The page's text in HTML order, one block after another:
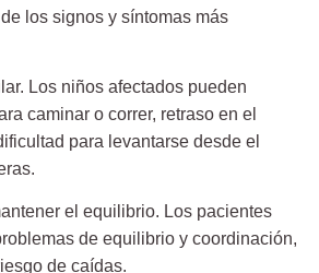
los signos y síntomas más
Los niños afectados pueden
caminar o correr, retraso en el
para levantarse desde el
el equilibrio. Los pacientes
de equilibrio y coordinación,
de caídas.